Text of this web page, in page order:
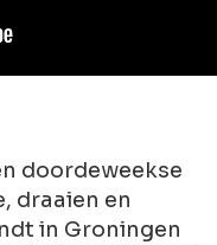
doordeweekse
draaien en
in Groningen